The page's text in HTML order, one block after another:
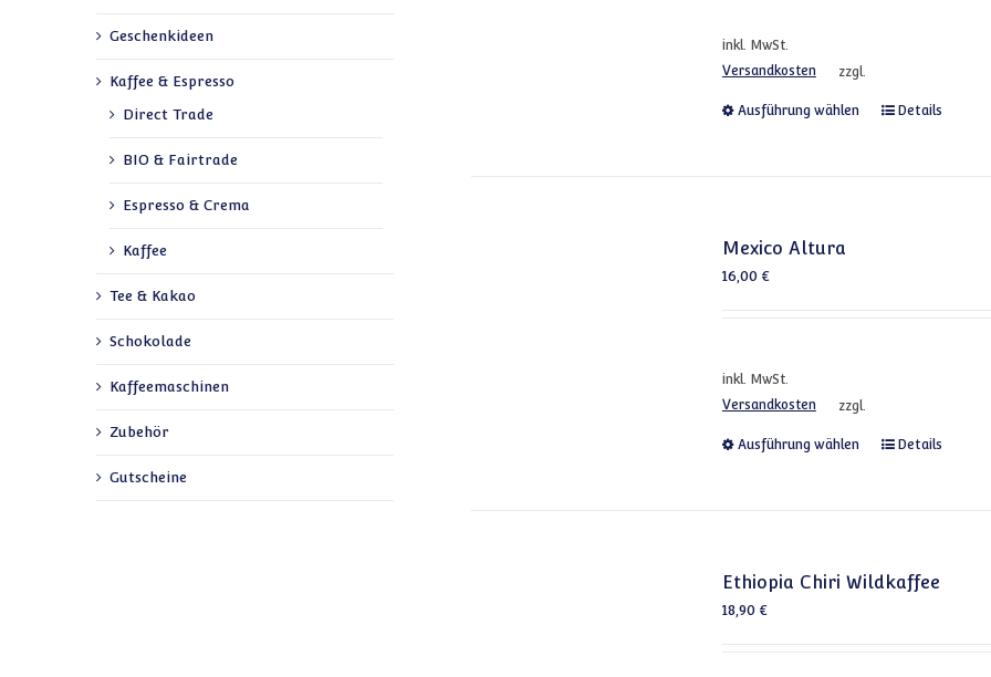
inkl. MwSt.
zzgl.
Versandkosten
Ausführung wählen Dieses
Details
Mexico Altura
16,00 €
inkl. MwSt.
zzgl.
Versandkosten
Ausführung wählen Dieses
Details
Ethiopia Chiri Wildkaffee
18,90 €
Geschenkideen
Kaffee & Espresso
Direct Trade
BIO & Fairtrade
Espresso & Crema
Kaffee
Tee & Kakao
Schokolade
Kaffeemaschinen
Zubehör
Gutscheine